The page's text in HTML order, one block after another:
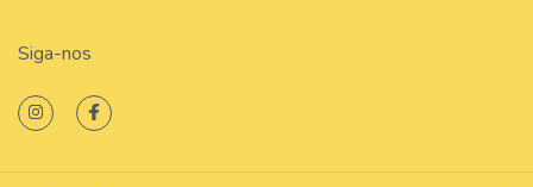
Siga-nos